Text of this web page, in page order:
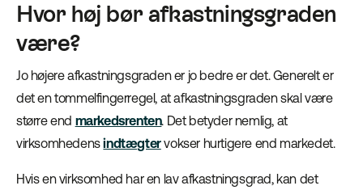
Hvor høj bør afkastningsgraden
være?
Jo højere afkastningsgraden er jo bedre er det. Generelt er
det en tommelfingerregel, at afkastningsgraden skal være
større end markedsrenten. Det betyder nemlig, at
virksomhedensindtægtervokser hurtigere end markedet.
Hvis en virksomhed har en lav afkastningsgrad, kan det